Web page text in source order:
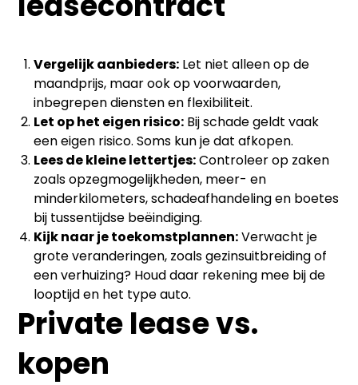
Vergelijk aanbieders: Let niet alleen op de
maandprijs, maar ook op voorwaarden,
inbegrepen diensten en flexibiliteit.
Let op het eigen risico: Bij schade geldt vaak
een eigen risico. Soms kun je dat afkopen.
Lees de kleine lettertjes:Controleer op zaken
zoals opzegmogelijkheden, meer- en
minderkilometers, schadeafhandeling en boetes
bij tussentijdse beëindiging.
Kijk naar je toekomstplannen:Verwacht je
grote veranderingen, zoals gezinsuitbreiding of
een verhuizing? Houd daar rekening mee bij de
looptijd en het type auto.
Private lease vs.
kopen